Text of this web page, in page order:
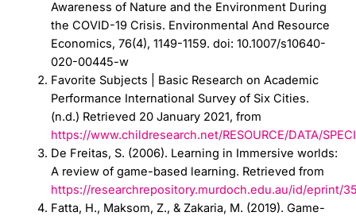
Awareness of Nature and the Environment During
the COVID-19 Crisis. Environmental And Resource
Economics, 76(4), 1149-1159. doi: 10.1007/s10640-
020-00445-w
Favorite Subjects | Basic Research on Academic
Performance International Survey of Six Cities.
(n.d.) Retrieved 20 January 2021, from
https://www.childresearch.net/RESOURCE/DATA/
De Freitas, S. (2006). Learning in Immersive worlds:
A review of game-based learning. Retrieved from
https://researchrepository.murdoch.edu.au/id/eprint/
Fatta, H., Maksom, Z., & Zakaria, M. (2019). Game-